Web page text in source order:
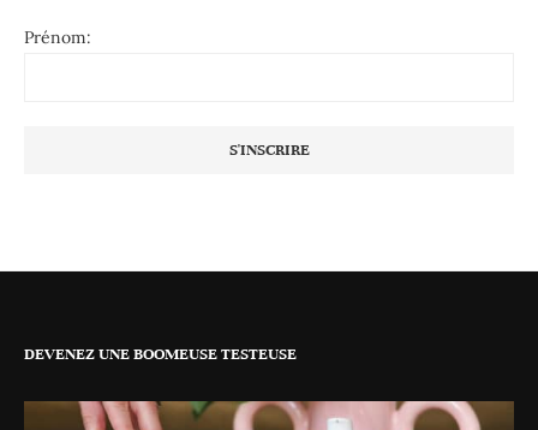
Prénom:
DEVENEZ UNE BOOMEUSE TESTEUSE